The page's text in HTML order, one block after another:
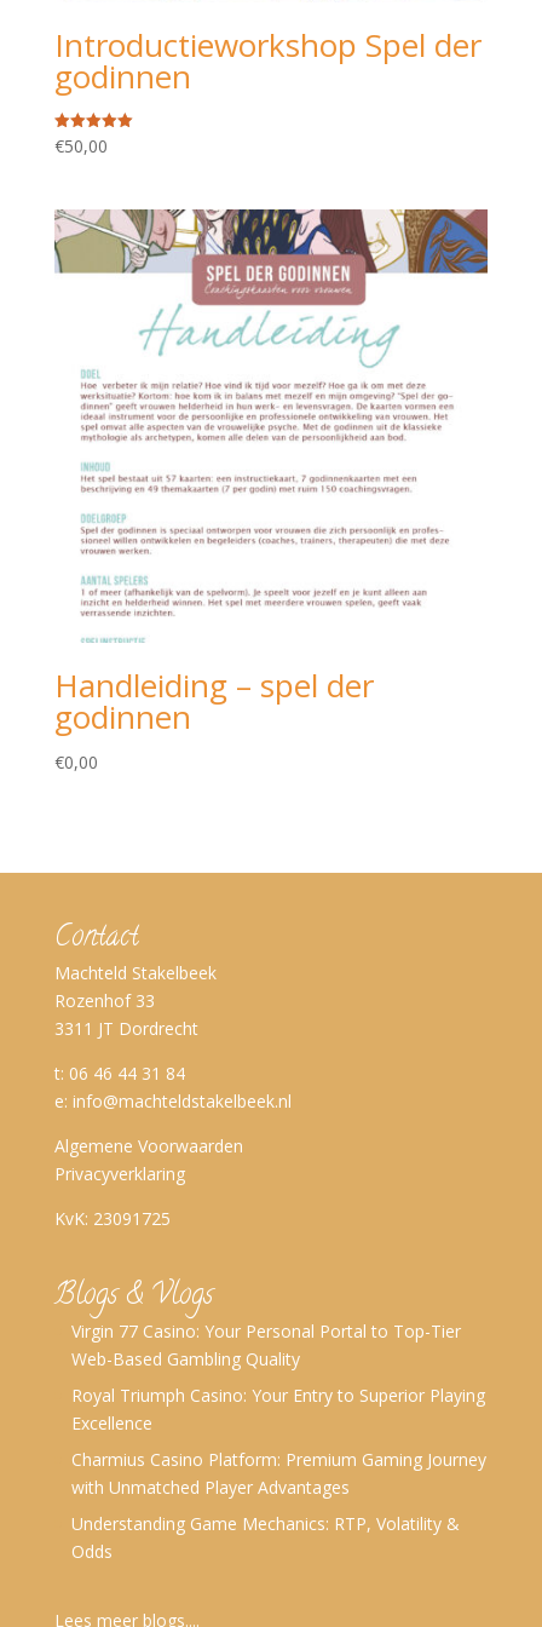
Introductieworkshop Spel der
godinnen
Gewaardeerd
5.00
€50,00
Handleiding – spel der
godinnen
€0,00
Contact
Machteld Stakelbeek
Rozenhof 33
3311 JT Dordrecht
t: 06 46 44 31 84
e: info@machteldstakelbeek.nl
Algemene Voorwaarden
Privacyverklaring
KvK: 23091725
Blogs & Vlogs
Virgin 77 Casino: Your Personal Portal to Top-Tier
Web-Based Gambling Quality
Royal Triumph Casino: Your Entry to Superior Playing
Excellence
Charmius Casino Platform: Premium Gaming Journey
with Unmatched Player Advantages
Understanding Game Mechanics: RTP, Volatility &
Odds
Lees meer blogs....